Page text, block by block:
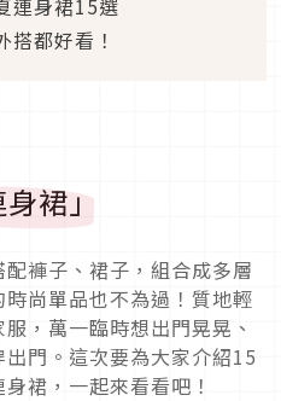
搭都好看！
裙」
褲子、裙子，組合成多層
尚單品也不為過！質地輕
，萬一臨時想出門晃晃、
門。這次要為大家介紹15
裙，一起來看看吧！